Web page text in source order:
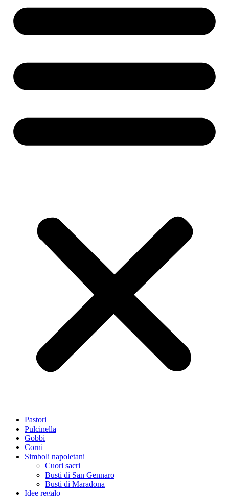
Pastori
Pulcinella
Gobbi
Corni
Simboli napoletani
Cuori sacri
Busti di San Gennaro
Busti di Maradona
Idee regalo